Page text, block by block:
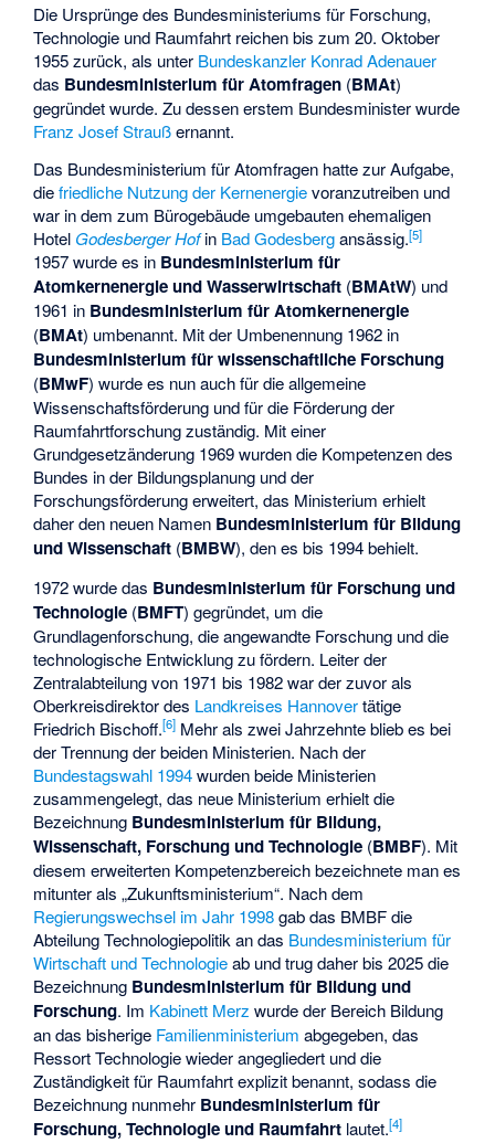
Die Ursprünge des Bundesministeriums für Forschung,
Technologie und Raumfahrt reichen bis zum 20. Oktober
1955 zurück, als unter Bundeskanzler Konrad Adenauer
das Bundesministerium für Atomfragen (BMAt)
gegründet wurde. Zu dessen erstem Bundesminister wurde
Franz Josef Straußernannt.
Das Bundesministerium für Atomfragen hatte zur Aufgabe,
diefriedliche Nutzung der Kernenergievoranzutreiben und
war in dem zum Bürogebäude umgebauten ehemaligen
Hotel Godesberger Hofin Bad Godesbergansässig.[5]
1957 wurde es in Bundesministerium für
Atomkernenergie und Wasserwirtschaft (BMAtW) und
1961 in Bundesministerium für Atomkernenergie
(BMAt) umbenannt. Mit der Umbenennung 1962 in
Bundesministerium für wissenschaftliche Forschung
(BMwF) wurde es nun auch für die allgemeine
Wissenschaftsförderung und für die Förderung der
Raumfahrtforschung zuständig. Mit einer
Grundgesetzänderung 1969 wurden die Kompetenzen des
Bundes in der Bildungsplanung und der
Forschungsförderung erweitert, das Ministerium erhielt
daher den neuen Namen Bundesministerium für Bildung
und Wissenschaft (BMBW), den es bis 1994 behielt.
1972 wurde das Bundesministerium für Forschung und
Technologie (BMFT) gegründet, um die
Grundlagenforschung, die angewandte Forschung und die
technologische Entwicklung zu fördern. Leiter der
Zentralabteilung von 1971 bis 1982 war der zuvor als
Oberkreisdirektor des Landkreises Hannovertätige
Friedrich Bischoff.[6] Mehr als zwei Jahrzehnte blieb es bei
der Trennung der beiden Ministerien. Nach der
Bundestagswahl 1994wurden beide Ministerien
zusammengelegt, das neue Ministerium erhielt die
Bezeichnung Bundesministerium für Bildung,
Wissenschaft, Forschung und Technologie (BMBF). Mit
diesem erweiterten Kompetenzbereich bezeichnete man es
mitunter als „Zukunftsministerium“. Nach dem
Regierungswechsel im Jahr 1998gab das BMBF die
Abteilung Technologiepolitik an das Bundesministerium für
Wirtschaft und Technologieab und trug daher bis 2025 die
Bezeichnung Bundesministerium für Bildung und
Forschung. Im Kabinett Merz wurde der Bereich Bildung
an das bisherige Familienministerium abgegeben, das
Ressort Technologie wieder angegliedert und die
Zuständigkeit für Raumfahrt explizit benannt, sodass die
Bezeichnung nunmehr Bundesministerium für
Forschung, Technologie und Raumfahrt lautet.[4]